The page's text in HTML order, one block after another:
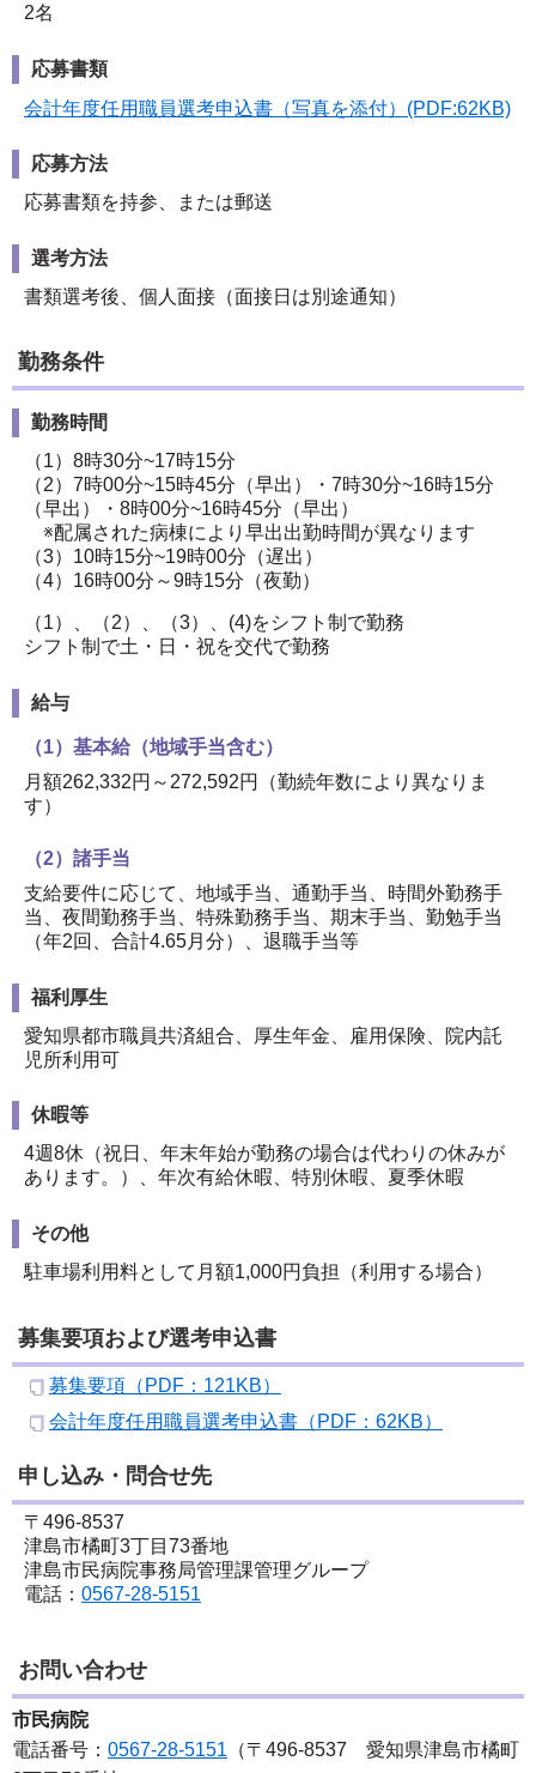
2名
応募書類
会計年度任用職員選考申込書（写真を添付）(PDF:62KB)
応募方法
応募書類を持参、または郵送
選考方法
書類選考後、個人面接（面接日は別途通知）
勤務条件
勤務時間
（1）8時30分~17時15分
（2）7時00分~15時45分（早出）・7時30分~16時15分
（早出）・8時00分~16時45分（早出）
※配属された病棟により早出出勤時間が異なります
（3）10時15分~19時00分（遅出）
（4）16時00分～9時15分（夜勤）
（1）、（2）、（3）、(4)をシフト制で勤務
シフト制で土・日・祝を交代で勤務
給与
（1）基本給（地域手当含む）
月額262,332円～272,592円（勤続年数により異なりま
す）
（2）諸手当
支給要件に応じて、地域手当、通勤手当、時間外勤務手
当、夜間勤務手当、特殊勤務手当、期末手当、勤勉手当
（年2回、合計4.65月分）、退職手当等
福利厚生
愛知県都市職員共済組合、厚生年金、雇用保険、院内託
児所利用可
休暇等
4週8休（祝日、年末年始が勤務の場合は代わりの休みが
あります。）、年次有給休暇、特別休暇、夏季休暇
その他
駐車場利用料として月額1,000円負担（利用する場合）
募集要項および選考申込書
募集要項（PDF：121KB）
会計年度任用職員選考申込書（PDF：62KB）
申し込み・問合せ先
〒496-8537
津島市橘町3丁目73番地
津島市民病院事務局管理課管理グループ
電話： 0567-28-5151
お問い合わせ
市民病院
電話番号： 0567-28-5151 （〒496-8537 愛知県津島市橘町